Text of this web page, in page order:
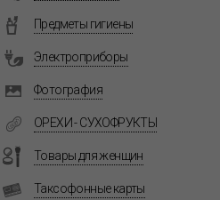
Предметы гигиены
Электроприборы
Фотография
ОРЕХИ - СУХОФРУКТЫ
Товары для женщин
Таксофонные карты